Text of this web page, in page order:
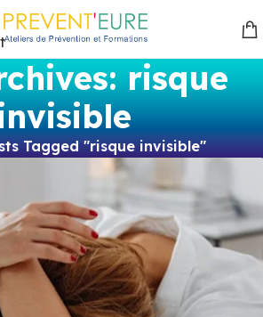
risque
Tagged "risque invisible"